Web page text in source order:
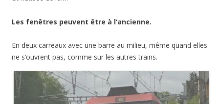
Les fenêtres peuvent être à l’ancienne.
En deux carreaux avec une barre au milieu, même quand elles
ne s’ouvrent pas, comme sur les autres trains.